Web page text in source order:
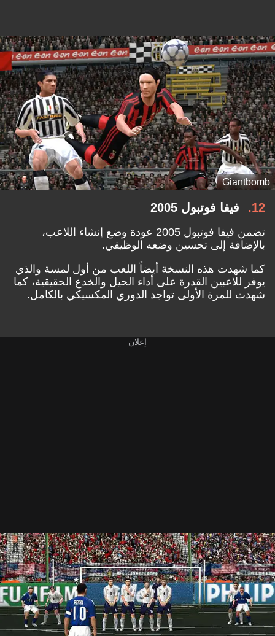
Giantbomb
12 فيفا فوتبول 2005
تضمن فيفا فوتبول 2005 عودة وضع إنشاء اللاعب،
بالإضافة إلى تحسين وضعه الوظيفي.
كما شهدت هذه النسخة أيضاً اللعب من أول لمسة والذي
يوفر للاعبين القدرة على أداء الحيل والخدع الحقيقية، كما
شهدت للمرة الأولى تواجد الدوري المكسيكي بالكامل.